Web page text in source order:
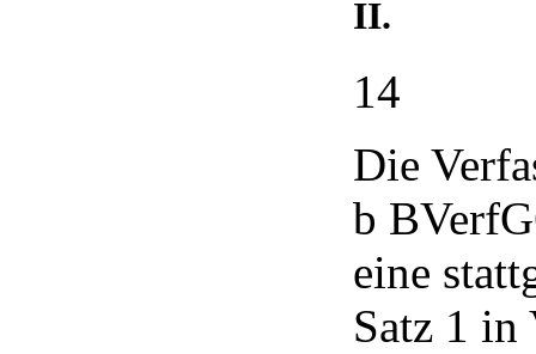
II.
14
Die
b
eine
Satz 1 in